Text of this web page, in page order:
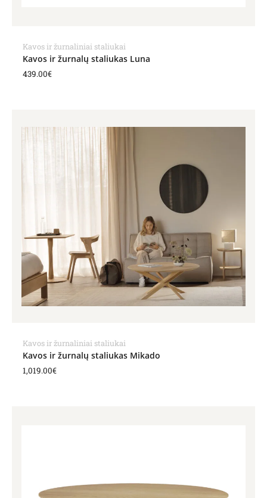
Kavos ir žurnaliniai staliukai
Kavos ir žurnalų staliukas Luna
439.00€
Kavos ir žurnaliniai staliukai
Kavos ir žurnalų staliukas Mikado
1,019.00€